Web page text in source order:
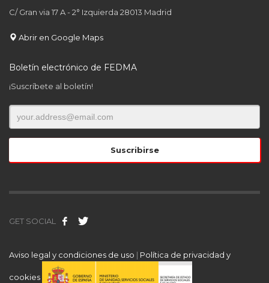
C/ Gran via 17 A - 2° Izquierda 28013 Madrid
Abrir en Google Maps
Boletín electrónico de FEDMA
¡Suscríbete al boletín!
GET SOCIAL
Aviso legal y condiciones de uso | Política de privacidad y
cookies